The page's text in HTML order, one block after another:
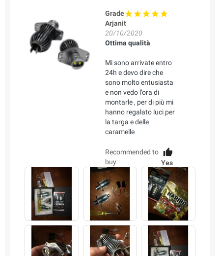
Grade
Arjanit
20/10/2020
Ottima qualità
Mi sono arrivate entro
24h e devo dire che
sono molto entusiasta
e non vedo l’ora di
montarle , per di più mi
hanno regalato luci per
la targa e delle
caramelle
Recommended to
buy:
Yes